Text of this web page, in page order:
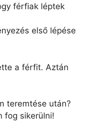
férfiak léptek
első lépése
a férfit. Aztán
teremtése után?
fog sikerülni!